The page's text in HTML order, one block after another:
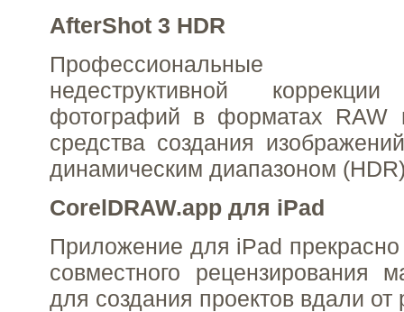
AfterShot 3 HDR
Профессиональные
недеструктивной
фотографий в форматах RAW
средства создания
динамическим диапазоном
CorelDRAW.app для iPad
Приложение для iPad прекрасно
совместного рецензирования
для создания проектов вдали от